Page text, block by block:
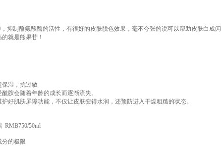
抑制酪氨酸酶的活性，有很好的皮肤脱色效果，毫不夸张的说可以帮助皮肤白成闪
就是熊果苷！
保湿，抗过敏
胺会随着年龄的成长而逐渐流失。
好肌肤屏障功能，不仅让皮肤变得水润，还预防进入干燥粗糙的状态。
RMB750/50ml
分的极限